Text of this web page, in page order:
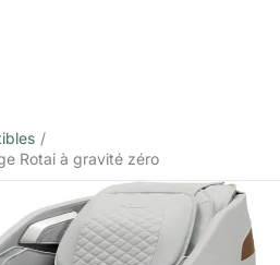
Rotai à gravité zéro